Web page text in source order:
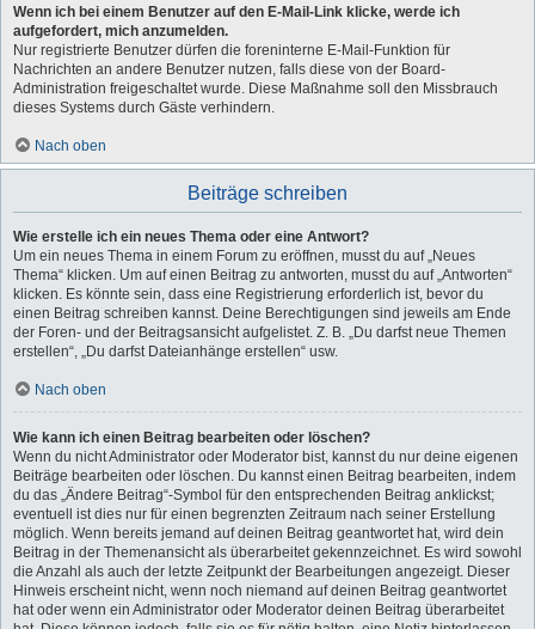
Wenn ich bei einem Benutzer auf den E-Mail-Link klicke, werde ich
aufgefordert, mich anzumelden.
Nur registrierte Benutzer dürfen die foreninterne E-Mail-Funktion für
Nachrichten an andere Benutzer nutzen, falls diese von der Board-
Administration freigeschaltet wurde. Diese Maßnahme soll den Missbrauch
dieses Systems durch Gäste verhindern.
Nach oben
Beiträge schreiben
Wie erstelle ich ein neues Thema oder eine Antwort?
Um ein neues Thema in einem Forum zu eröffnen, musst du auf „Neues
Thema“ klicken. Um auf einen Beitrag zu antworten, musst du auf „Antworten“
klicken. Es könnte sein, dass eine Registrierung erforderlich ist, bevor du
einen Beitrag schreiben kannst. Deine Berechtigungen sind jeweils am Ende
der Foren- und der Beitragsansicht aufgelistet. Z. B. „Du darfst neue Themen
erstellen“, „Du darfst Dateianhänge erstellen“ usw.
Nach oben
Wie kann ich einen Beitrag bearbeiten oder löschen?
Wenn du nicht Administrator oder Moderator bist, kannst du nur deine eigenen
Beiträge bearbeiten oder löschen. Du kannst einen Beitrag bearbeiten, indem
du das „Ändere Beitrag“-Symbol für den entsprechenden Beitrag anklickst;
eventuell ist dies nur für einen begrenzten Zeitraum nach seiner Erstellung
möglich. Wenn bereits jemand auf deinen Beitrag geantwortet hat, wird dein
Beitrag in der Themenansicht als überarbeitet gekennzeichnet. Es wird sowohl
die Anzahl als auch der letzte Zeitpunkt der Bearbeitungen angezeigt. Dieser
Hinweis erscheint nicht, wenn noch niemand auf deinen Beitrag geantwortet
hat oder wenn ein Administrator oder Moderator deinen Beitrag überarbeitet